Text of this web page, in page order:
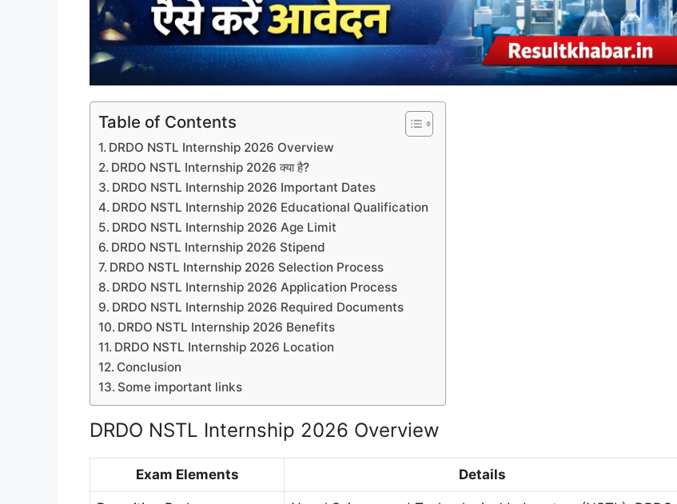
Table of Contents
DRDO NSTL Internship 2026 Overview
DRDO NSTL Internship 2026 क्या है?
DRDO NSTL Internship 2026 Important Dates
DRDO NSTL Internship 2026 Educational Qualification
DRDO NSTL Internship 2026 Age Limit
DRDO NSTL Internship 2026 Stipend
DRDO NSTL Internship 2026 Selection Process
DRDO NSTL Internship 2026 Application Process
DRDO NSTL Internship 2026 Required Documents
DRDO NSTL Internship 2026 Benefits
DRDO NSTL Internship 2026 Location
Conclusion
Some important links
DRDO NSTL Internship 2026 Overview
Exam Elements Details